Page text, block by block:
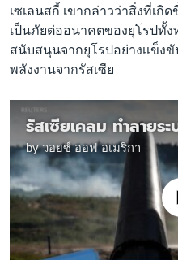
เซเลนสกี้ เขากล่าวว่าสิ่งที่เกิ
เป็นภัยต่ออนาคตของยุโรปทั้ง
สนับสนุนจากยุโรปอย่างเเข็ง
พลังงานจากรัสเซีย
byวอยซ์ ออฟ อเมริกา
No media